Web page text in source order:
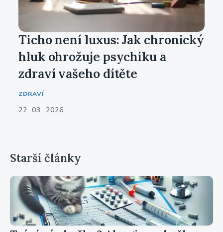
Ticho není luxus: Jak chronický
hluk ohrožuje psychiku a
zdraví vašeho dítěte
ZDRAVÍ
22. 03. 2026
Starší články